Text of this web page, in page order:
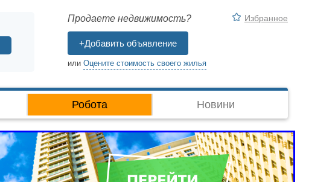
Продаете недвижимость?
+Добавить объявление
или Оцените стоимость своего жилья
Избранное
Робота Новини